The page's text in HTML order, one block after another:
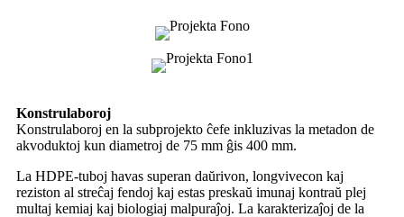
Konstrulaboroj
Konstrulaboroj en la subprojekto ĉefe inkluzivas la metadon de
akvoduktoj kun diametroj de 75 mm ĝis 400 mm.
La HDPE-tuboj havas superan daŭrivon, longvivecon kaj
reziston al streĉaj fendoj kaj estas preskaŭ imunaj kontraŭ plej
multaj kemiaj kaj biologiaj malpuraĵoj. La karakterizaĵoj de la